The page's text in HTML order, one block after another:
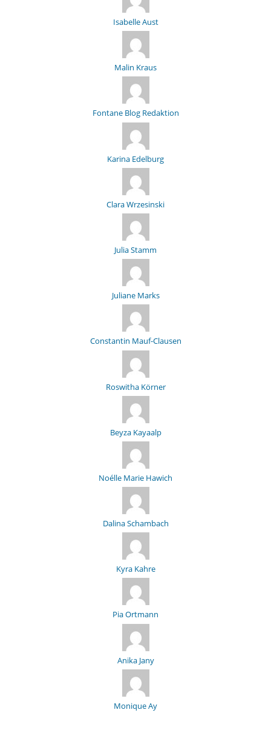
Isabelle Aust
Malin Kraus
Fontane Blog Redaktion
Karina Edelburg
Clara Wrzesinski
Julia Stamm
Juliane Marks
Constantin Mauf-Clausen
Roswitha Körner
Beyza Kayaalp
Noélle Marie Hawich
Dalina Schambach
Kyra Kahre
Pia Ortmann
Anika Jany
Monique Ay